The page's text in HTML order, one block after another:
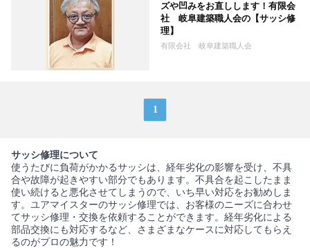
ズや凹みをお直しします！有限会
社 岐阜建築職人会の【サッシ修
理】
有限会社 岐阜建築職人会
1
サッシ修理について
使うたびに負荷がかかるサッシは、経年劣化の影響を受け、不具
合や故障が起きやすい部分でもあります。不具合を起こしたまま
使い続けると悪化させてしまうので、いち早い対応をお勧めしま
す。ユアマイスターのサッシ修理では、お客様のニーズに合わせ
てサッシ修理・交換を依頼することができます。経年劣化による
部品交換にも対応するなど、さまざまなケースに対応してもらえ
るのがプロの魅力です！